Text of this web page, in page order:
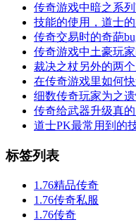
传奇游戏中暗之系
技能的使用，道士
传奇交易时的奇葩
传奇游戏中土豪玩
裁决之杖另外的两
在传奇游戏里如何
细数传奇玩家为之
传奇给武器升级真
道士PK最常用到的
标签列表
1.76精品传奇
1.76传奇私服
1.76传奇